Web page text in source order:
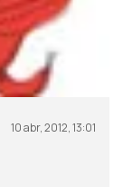
10 abr, 2012, 13:01